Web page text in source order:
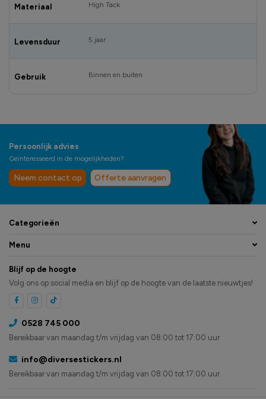
Materiaal High Tack
Levensduur 5 jaar
Gebruik Binnen en buiten
Persoonlijk advies
Geïnteresseerd in de mogelijkheden?
Neem contact op Offerte aanvragen
Categorieën
Menu
Blijf op de hoogte
Volg ons op social media en blijf op de hoogte van de laatste nieuwtjes!
0528 745 000
Bereikbaar van maandag t/m vrijdag van 08:00 tot 17:00 uur
info@diversestickers.nl
Bereikbaar van maandag t/m vrijdag van 08:00 tot 17:00 uur.